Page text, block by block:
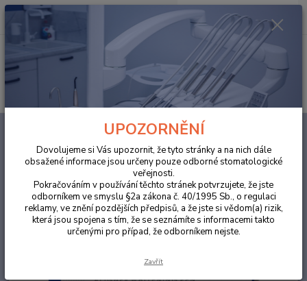
Hledat
za 0,00 Kč
Cavex Bite&White Aligner Whitening Pen 6ml
Cavex Bite&White Aligner
Whitening Pen 6ml
UPOZORNĚNÍ
Dovolujeme si Vás upozornit, že tyto stránky a na nich dále
obsažené informace jsou určeny pouze odborné stomatologické
veřejnosti.
Pokračováním v používání těchto stránek potvrzujete, že jste
odborníkem ve smyslu §2a zákona č. 40/1995 Sb., o regulaci
reklamy, ve znění pozdějších předpisů, a že jste si vědom(a) rizik,
která jsou spojena s tím, že se seznámíte s informacemi takto
určenými pro případ, že odborníkem nejste.
Zavřít